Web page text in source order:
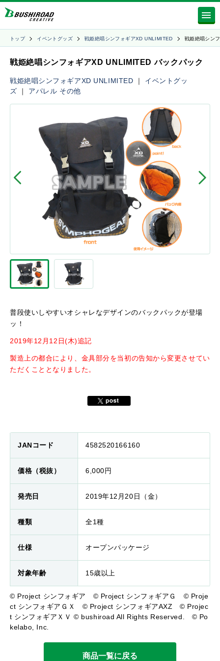
トップ イベントグッズ 戦姫絶唱シンフォギアXD UNLIMITED 戦姫絶唱シン
戦姫絶唱シンフォギアXD UNLIMITED バックパック
戦姫絶唱シンフォギアXD UNLIMITED ｜ イベントグッ
ズ ｜ アパレル その他
普段使いしやすいオシャレなデザインのバックパックが登場
ッ！
2019年12月12日(木)追記
製造上の都合により、金具部分を当初の告知から変更させてい
ただくこととなりました。
JANコード 4582520166160
価格（税抜） 6,000円
発売日 2019年12月20日（金）
種類 全1種
仕様 オープンパッケージ
対象年齢 15歳以上
© Project シンフォギア © Project シンフォギアＧ © Proje
ct シンフォギアＧＸ © Project シンフォギアAXZ © Projec
t シンフォギアＸＶ © bushiroad All Rights Reserved. © Po
kelabo, Inc.
商品一覧に戻る